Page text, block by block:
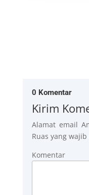
0 Komentar
Kirim
Alamat email
Ruas yang